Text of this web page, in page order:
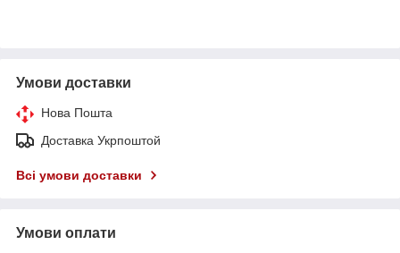
Умови доставки
Нова Пошта
Доставка Укрпоштой
Всі умови доставки
Умови оплати